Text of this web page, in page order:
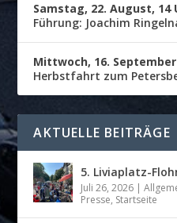
Samstag, 22. August, 14
Führung: Joachim
Mittwoch, 16. September
Herbstfahrt zum
AKTUELLE BEITRÄGE
5. Liviaplatz-
Juli 26, 2026 |
Presse, Startseite